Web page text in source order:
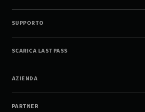
SUPPORTO
SCARICA LASTPASS
AZIENDA
PARTNER